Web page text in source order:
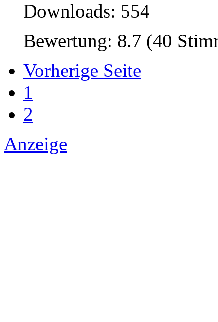
Downloads: 554
Bewertung: 8.7 (40
Vorherige Seite
1
2
Anzeige